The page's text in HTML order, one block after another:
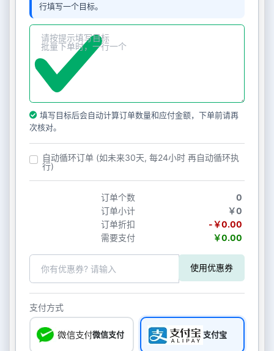
行填写一个目标。
填写目标后会自动计算订单数量和应付金额，下单前请再
次核对。
自动循环订单 (如未来30天, 每24小时 再自动循环执
行)
订单个数
0
订单小计
￥0
订单折扣
-￥0.00
需要支付
￥0.00
使用优惠券
支付方式
微信支付 支付宝